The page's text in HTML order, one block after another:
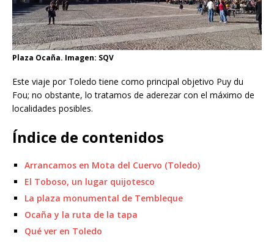
Plaza Ocaña. Imagen: SQV
Este viaje por Toledo tiene como principal objetivo Puy du
Fou; no obstante, lo tratamos de aderezar con el máximo de
localidades posibles.
Índice de contenidos
Arrancamos en Mota del Cuervo (Toledo)
El Toboso, un lugar quijotesco
La plaza monumental de Tembleque
Ocaña y la ruta de la tapa
Qué ver en Toledo